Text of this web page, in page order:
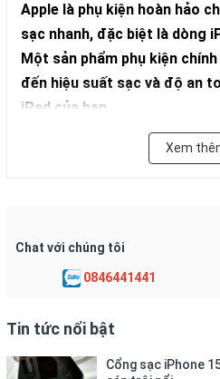
Apple là phụ kiện hoàn hảo
sạc nhanh, đặc biệt là dòng
Một sản phẩm phụ kiện
đến hiệu suất sạc và độ an
iPad của bạn.
Xem
Chat với chúng tôi
0846441441
Tin tức nổi bật
Cổng sạc iPhone